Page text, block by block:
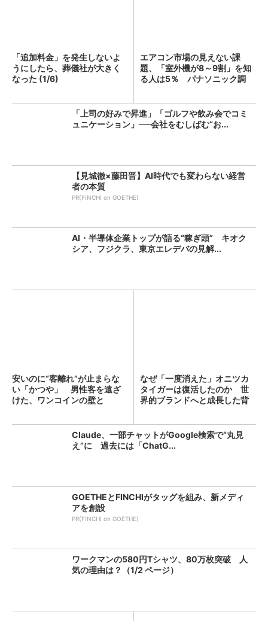
「追加料金」を発生しないよ
うにしたら、葬儀社が大きく
なった (1/6)
エアコン市場の見えない課
題、「室外機が8～9割」を知
る人は5％ パナソニック調
「上司の好みで昇進」「ゴルフや飲み会でコミ
ュニケーション」──会社をむしばむ“お...
【見城徹×藤田晋】AI時代でも変わらない経営
者の本質
PR(FINCHI on GOETHE)
AI・半導体企業トップが語る“稼ぎ頭” キオク
シア、フジクラ、東京エレデバの見解...
安いのに“客離れ”が止まらな
い「かつや」 男性客を遠ざ
けた、ワンコインの壁と
なぜ「一度消えた」オニツカ
タイガーは復活したのか 世
界的ブランドへと成長した背
Claude、一部チャットがGoogle検索で“丸見
え”に 過去には「ChatG...
GOETHEとFINCHIがタッグを組み、新メディ
アを創設
PR(FINCHI on GOETHE)
ワークマンの580円Tシャツ、80万枚突破 人
気の理由は？（1/2 ページ）